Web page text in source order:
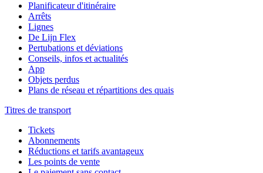
Planificateur d'itinéraire
Arrêts
Lignes
De Lijn Flex
Pertubations et déviations
Conseils, infos et actualités
App
Objets perdus
Plans de réseau et répartitions des quais
Titres de transport
Tickets
Abonnements
Réductions et tarifs avantageux
Les points de vente